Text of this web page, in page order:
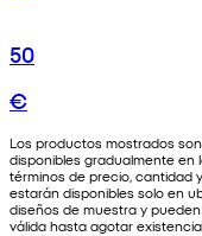
50
€
Los productos mostrados
disponibles gradualmente en
términos de precio, cantidad
estarán disponibles solo en
diseños de muestra y
válida hasta agotar